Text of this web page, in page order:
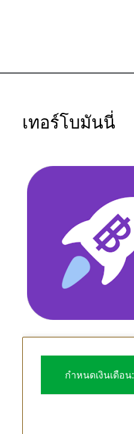
เทอร์โบมันนี่
กำหนดเงินเดือน: